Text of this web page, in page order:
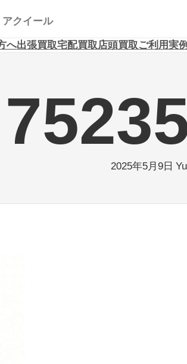
アクイール
へ出張買取宅配買取店頭買取ご利用実例
2025年5月9日